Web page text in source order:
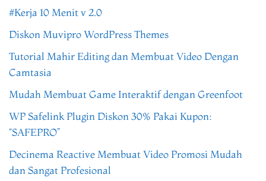
#Kerja 10 Menit v 2.0
Diskon Muvipro WordPress Themes
Tutorial Mahir Editing dan Membuat Video Dengan
Camtasia
Mudah Membuat Game Interaktif dengan Greenfoot
WP Safelink Plugin Diskon 30% Pakai Kupon:
“SAFEPRO”
Decinema Reactive Membuat Video Promosi Mudah
dan Sangat Profesional